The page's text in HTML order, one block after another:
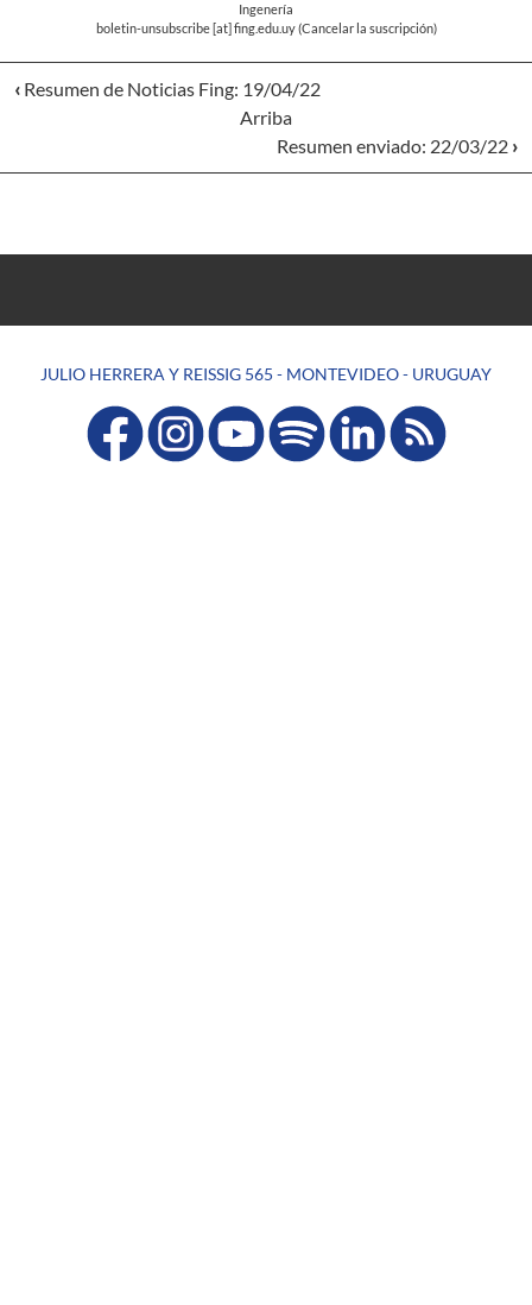
Ingenería
boletin-unsubscribe[at]fing.edu.uy(Cancelar la suscripción)
‹ Resumen de Noticias Fing: 19/04/22
Arriba
Resumen enviado: 22/03/22 ›
JULIO HERRERA Y REISSIG 565 - MONTEVIDEO - URUGUAY